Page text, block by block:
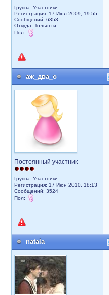
Группа: Участники
Регистрация: 17 Июл 2009, 19:55
Сообщений: 6353
Откуда: Тольятти
Пол:
аж_два_о
Постоянный участник
Группа: Участники
Регистрация: 17 Июн 2010, 18:13
Сообщений: 3524
Пол:
natala